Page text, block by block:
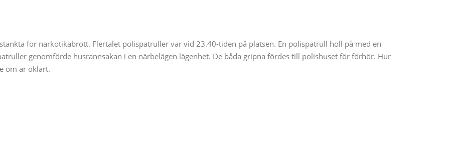
för narkotikabrott. Flertalet polispatruller var vid 23.40-tiden på platsen. En polispatrull höll på med en
genomförde husrannsakan i en närbelägen lägenhet. De båda gripna fördes till polishuset för förhör. Hur
om är oklart.